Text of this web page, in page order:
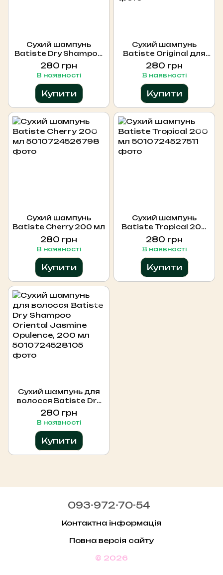
Сухий шампунь
Batiste Dry Shampoo
Floral Essence 200 мл
280 грн
В наявності
Купити
Сухий шампунь
Batiste Original для
всіх типів волосся
200 мл
280 грн
В наявності
Купити
Сухий шампунь
Batiste Cherry 200 мл
280 грн
В наявності
Купити
Сухий шампунь
Batiste Tropical 200
мл
280 грн
В наявності
Купити
Сухий шампунь для
волосся Batiste Dry
Shampoo Oriental
Jasmine Opulence,
280 грн
В наявності
Купити
093-972-70-54
Контактна інформація
Повна версія сайту
© 2026